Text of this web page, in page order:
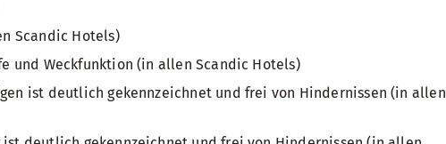
Scandic Hotels)
und Weckfunktion (in allen Scandic Hotels)
ist deutlich gekennzeichnet und frei von Hindernissen (in allen